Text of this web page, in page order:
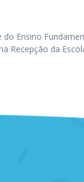
Ensino
Recepção da